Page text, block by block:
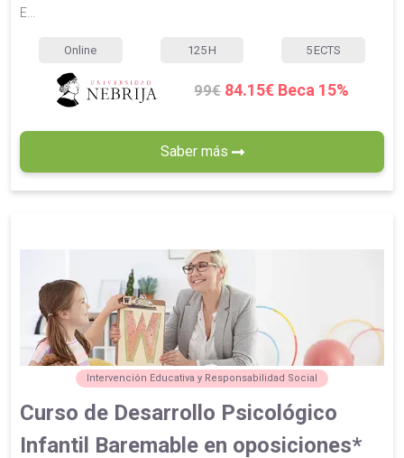
E...
Online 125 H 5 ECTS
99€ 84.15€ Beca 15%
Saber más
Intervención Educativa y Responsabilidad Social
Curso de Desarrollo Psicológico
Infantil Baremable en oposiciones*